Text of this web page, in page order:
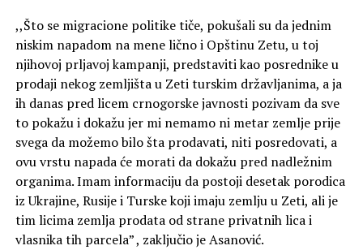
,,Što se migracione politike tiče, pokušali su da jednim
niskim napadom na mene lično i Opštinu Zetu, u toj
njihovoj prljavoj kampanji, predstaviti kao posrednike u
prodaji nekog zemljišta u Zeti turskim državljanima, a ja
ih danas pred licem crnogorske javnosti pozivam da sve
to pokažu i dokažu jer mi nemamo ni metar zemlje prije
svega da možemo bilo šta prodavati, niti posredovati, a
ovu vrstu napada će morati da dokažu pred nadležnim
organima. Imam informaciju da postoji desetak porodica
iz Ukrajine, Rusije i Turske koji imaju zemlju u Zeti, ali je
tim licima zemlja prodata od strane privatnih lica i
vlasnika tih parcela” , zaključio je Asanović.